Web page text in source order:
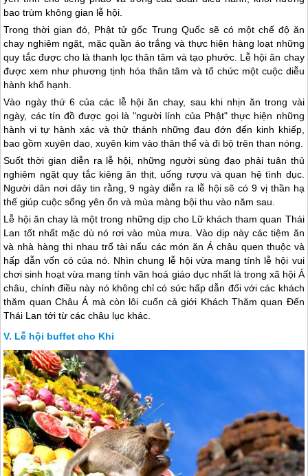
bao trùm không gian lễ hội.
Trong thời gian đó, Phật tử gốc Trung Quốc sẽ có một chế độ ăn
chay nghiêm ngặt, mặc quần áo trắng và thực hiện hàng loạt những
quy tắc được cho là thanh lọc thân tâm và tạo phước. Lễ hội ăn chay
được xem như phương tịnh hóa thân tâm và tổ chức một cuộc diễu
hành khổ hạnh.
Vào ngày thứ 6 của các lễ hội ăn chay, sau khi nhịn ăn trong vài
ngày, các tín đồ được gọi là "người lính của Phật" thực hiện những
hành vi tự hành xác và thử thánh những đau đớn đến kinh khiếp,
bao gồm xuyên dao, xuyên kim vào thân thể và đi bộ trên than nóng.
Suốt thời gian diễn ra lễ hội, những người sùng đạo phải tuân thủ
nghiêm ngặt quy tắc kiêng ăn thịt, uống rượu và quan hệ tình dục.
Người dân nơi dây tin rằng, 9 ngày diễn ra lễ hội sẽ có 9 vị thần hạ
thế giúp cuộc sống yên ổn và mùa màng bội thu vào năm sau.
Lễ hội ăn chay là một trong những dịp cho Lữ khách tham quan Thái
Lan tốt nhất mặc dù nó rơi vào mùa mưa. Vào dịp này các tiệm ăn
và nhà hàng thi nhau trổ tài nấu các món ăn Á châu quen thuộc và
hấp dẫn vốn có của nó. Nhìn chung lễ hội vừa mang tính lễ hội vui
chơi sinh hoạt vừa mang tính văn hoá giáo dục nhất là trong xã hội Á
châu, chính điều này nó không chỉ có sức hấp dẫn đối với các khách
thăm quan Châu Á mà còn lôi cuốn cả giới Khách Thăm quan Đến
Thái Lan tới từ các châu lục khác.
Lễ hội buffet cho Khỉ